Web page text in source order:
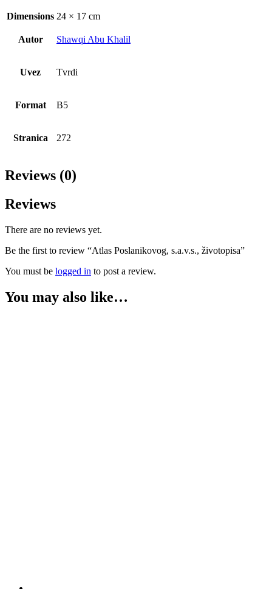
Dimensions 24 × 17 cm
Autor Shawqi Abu Khalil
Uvez Tvrdi
Format B5
Stranica 272
Reviews (0)
Reviews
There are no reviews yet.
Be the first to review “Atlas Poslanikovog, s.a.v.s., životopisa”
You must be logged in to post a review.
You may also like…